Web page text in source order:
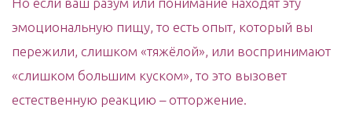
эмоциональную пищу, то есть опыт, который вы
пережили, слишком «тяжёлой», или воспринимают
«слишком большим куском», то это вызовет
естественную реакцию – отторжение.